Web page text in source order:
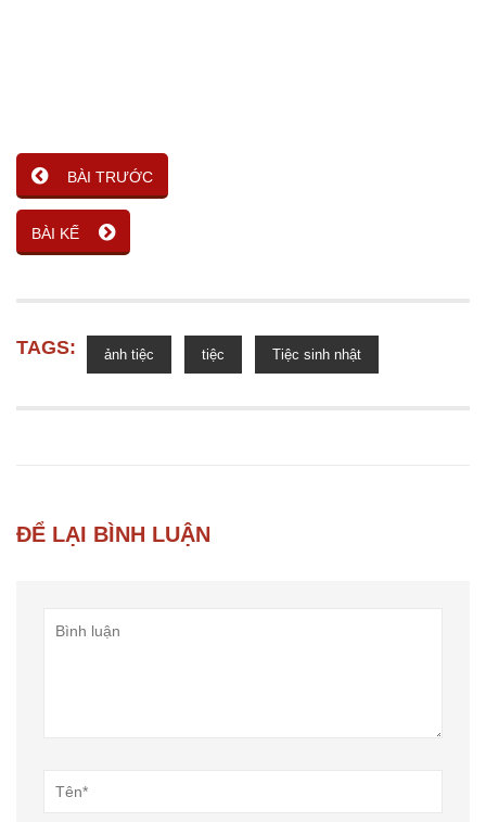
BÀI TRƯỚC
BÀI KẾ
TAGS: ảnh tiệc tiệc Tiệc sinh nhật
ĐỂ LẠI BÌNH LUẬN